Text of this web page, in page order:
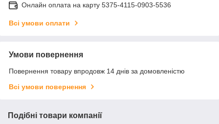
Онлайн оплата на карту 5375-4115-0903-5536
Всі умови оплати
Умови повернення
Повернення товару впродовж 14 днів за домовленістю
Всі умови повернення
Подібні товари компанії